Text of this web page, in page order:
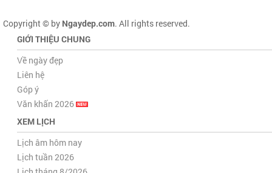
Copyright © by Ngaydep.com. All rights reserved.
GIỚI THIỆU CHUNG
Về ngày đẹp
Liên hệ
Góp ý
Văn khấn 2026
XEM LỊCH
Lịch âm hôm nay
Lịch tuần 2026